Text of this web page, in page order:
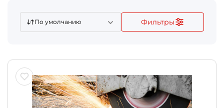
По умолчанию Фильтры